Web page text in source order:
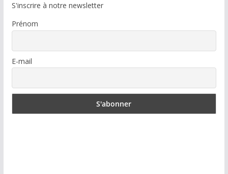
S'inscrire à notre newsletter
Prénom
E-mail